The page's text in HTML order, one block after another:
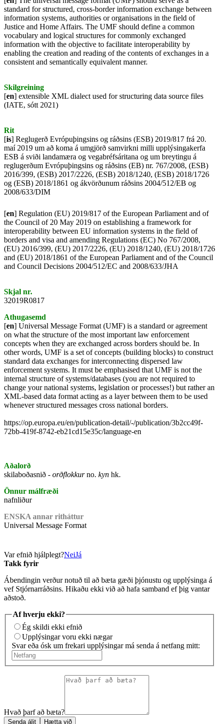
standard for structured, cross-border information exchange between
information systems, authorities or organisations in the field of
Justice and Home Affairs. The UMF should define a common
vocabulary and logical structures for commonly exchanged
information with the objective to facilitate interoperability by
enabling the creation and reading of the contents of exchanges in a
consistent and semantically equivalent manner.
Skilgreining
[en] extensible XML dialect used for structuring data source files
(IATE, sótt 2021)
Rit
[is] Reglugerð Evrópuþingsins og ráðsins (ESB) 2019/817 frá 20.
maí 2019 um að koma á umgjörð samvirkni milli upplýsingakerfa
ESB á sviði landamæra og vegabréfsáritana og um breytingu á
reglugerðum Evrópuþingsins og ráðsins (EB) nr. 767/2008, (ESB)
2016/399, (ESB) 2017/2226, (ESB) 2018/1240, (ESB) 2018/1726
og (ESB) 2018/1861 og ákvörðunum ráðsins 2004/512/EB og
2008/633/DIM
[en] Regulation (EU) 2019/817 of the European Parliament and of
the Council of 20 May 2019 on establishing a framework for
interoperability between EU information systems in the field of
borders and visa and amending Regulations (EC) No 767/2008,
(EU) 2016/399, (EU) 2017/2226, (EU) 2018/1240, (EU) 2018/1726
and (EU) 2018/1861 of the European Parliament and of the Council
and Council Decisions 2004/512/EC and 2008/633/JHA
Skjal nr.
32019R0817
Athugasemd
[en] Universal Message Format (UMF) is a standard or agreement
on what the structure of the most important law enforcement
concepts when they are exchanged across borders should be. In
other words, UMF is a set of concepts (building blocks) to construct
standard data exchanges for interconnecting dispersed law
enforcement systems. It must be emphasised that UMF is not the
internal structure of systems/databases (you are not required to
change your national systems, legislation or processes!) but rather an
XML-based data format acting as a layer between them to be used
whenever structured messages cross national borders.
https://op.europa.eu/en/publication-detail/-/publication/3b2cc49f-
72bb-419f-8742-eb21cd15e35c/language-en
Aðalorð
skilaboðasnið - orðflokkurno. kyn hk.
Önnur málfræði
nafnliður
ENSKA annar ritháttur
Universal Message Format
Var efnið hjálplegt?NeiJá
Takk fyrir
Ábendingin verður notuð til að bæta gæði þjónustu og upplýsinga á
vef Stjórnarráðsins. Hikaðu ekki við að hafa samband ef þig vantar
aðstoð.
Af hverju ekki?
Ég skildi ekki efnið
Upplýsingar voru ekki nægar
Svar eða ósk um frekari upplýsingar má senda á netfang mitt:
Hvað þarf að bæta?
Senda álit Hætta við